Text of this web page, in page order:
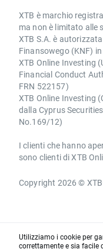
XTB è marchio
ma non è limitato alle
XTB S.A. è
Finansowego (KNF)
XTB Online Investing
Financial Conduct
FRN 522157)
XTB Online Investing
dalla Cyprus
No.169/12)
I clienti che hanno
sono clienti di XTB
Copyright 2026 © XTB
Utilizziamo i cookie per
correttamente e sia facile